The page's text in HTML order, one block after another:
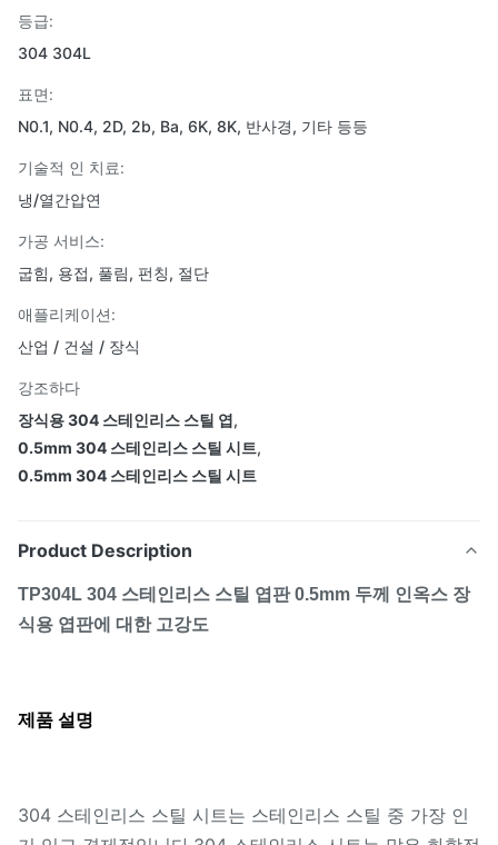
등급:
304 304L
표면:
N0.1, N0.4, 2D, 2b, Ba, 6K, 8K, 반사경, 기타 등등
기술적 인 치료:
냉/열간압연
가공 서비스:
굽힘, 용접, 풀림, 펀칭, 절단
애플리케이션:
산업 / 건설 / 장식
강조하다
장식용 304 스테인리스 스틸 엽,
0.5mm 304 스테인리스 스틸 시트,
0.5mm 304 스테인리스 스틸 시트
Product Description
TP304L 304 스테인리스 스틸 엽판 0.5mm 두께 인옥스 장
식용 엽판에 대한 고강도
제품 설명
304 스테인리스 스틸 시트는 스테인리스 스틸 중 가장 인